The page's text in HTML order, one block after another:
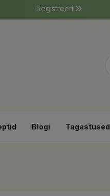
Registreeri
Blogi Tagastused